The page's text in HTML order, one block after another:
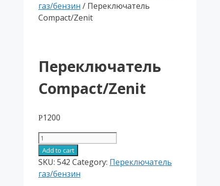
газ/бензин / Переключатель
Compact/Zenit
Переключатель
Compact/Zenit
Р1200
Переключатель
Compact/Zenit
quantity
Add to cart
SKU: 542 Category: Переключатель
газ/бензин